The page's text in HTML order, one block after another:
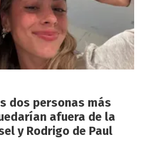
dos personas más
afuera de la
y Rodrigo de Paul